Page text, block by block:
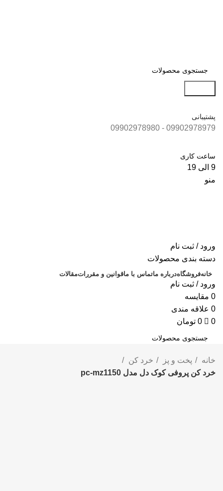
پشتیبانی
09902978979 - 09902978980
ساعت کاری
9 الی 19
منو
ورود / ثبت نام
دسته بندی محصولات
خانهفروشگاهدرباره ماتماس با ماقوانین و مقرراتمقالات
ورود / ثبت نام
0 مقايسه
0 علاقه مندی
0
0 تومان
جستجوخانه پخت و پز
خرد کن
خرد کن پروفی کوک دل مدل pc-mz1150